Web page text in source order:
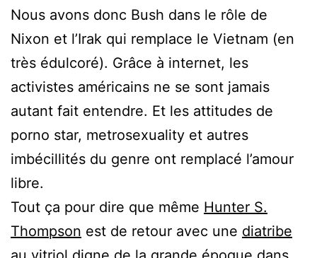
Nous avons donc Bush dans le rôle de
Nixon et l’Irak qui remplace le Vietnam (en
très édulcoré). Grâce à internet, les
activistes américains ne se sont jamais
autant fait entendre. Et les attitudes de
porno star, metrosexuality et autres
imbécillités du genre ont remplacé l’amour
libre.
Tout ça pour dire que même Hunter S.
Thompson est de retour avec une diatribe